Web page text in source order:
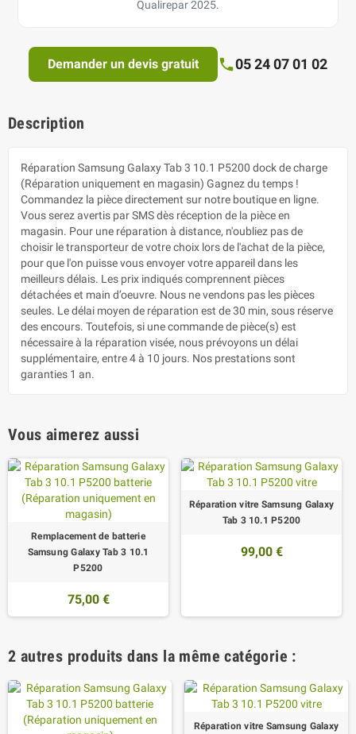
Qualirepar 2025.
Demander un devis gratuit 05 24 07 01 02
Description
Réparation Samsung Galaxy Tab 3 10.1 P5200 dock de charge
(Réparation uniquement en magasin) Gagnez du temps !
Commandez la pièce directement sur notre boutique en ligne.
Vous serez avertis par SMS dès réception de la pièce en
magasin. Pour une réparation à distance, n'oubliez pas de
choisir le transporteur de votre choix lors de l'achat de la pièce,
pour que l'on puisse vous envoyer votre appareil dans les
meilleurs délais. Les prix indiqués comprennent pièces
détachées et main d’oeuvre. Nous ne vendons pas les pièces
seules. Le délai moyen de réparation est de 30 min, sous réserve
des encours. Toutefois, si une commande de pièce(s) est
nécessaire à la réparation visée, nous prévoyons un délai
supplémentaire, entre 4 à 10 jours. Nos prestations sont
garanties 1 an.
Vous aimerez aussi
Remplacement de batterie
Samsung Galaxy Tab 3 10.1
P5200
75,00 €
Réparation vitre Samsung Galaxy
Tab 3 10.1 P5200
99,00 €
2 autres produits dans la même catégorie :
Réparation vitre Samsung Galaxy